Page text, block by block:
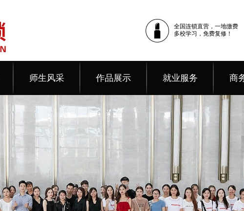
全国连锁直营，一地缴费
多校学习，免费复修！
师生风采 作品展示 就业服务 商